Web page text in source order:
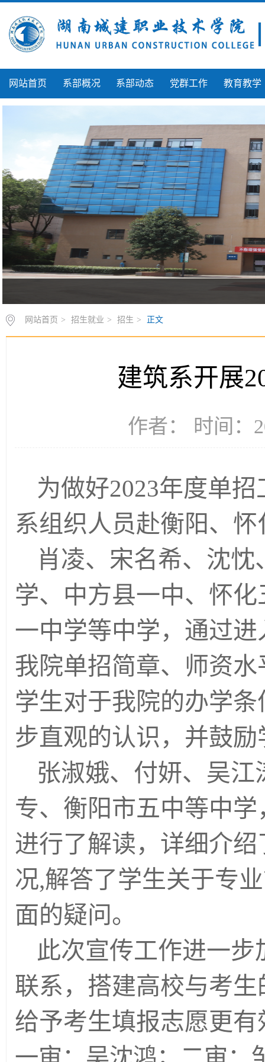
网站首页 系部概况 系部动态 党群工作 教育教学
网站首页 > 招生就业 > 招生 > 正文
建筑系开展
作者： 时间：
为做好2023年度单
系组织人员赴衡阳、
肖凌、宋名希、沈
学、中方县一中、怀
一中学等中学，通过
我院单招简章、师资
学生对于我院的办学
步直观的认识，并鼓
张淑娥、付妍、吴
专、衡阳市五中等中
进行了解读，详细介
况,解答了学生关于专
面的疑问。
此次宣传工作进一
联系，搭建高校与考
给予考生填报志愿更